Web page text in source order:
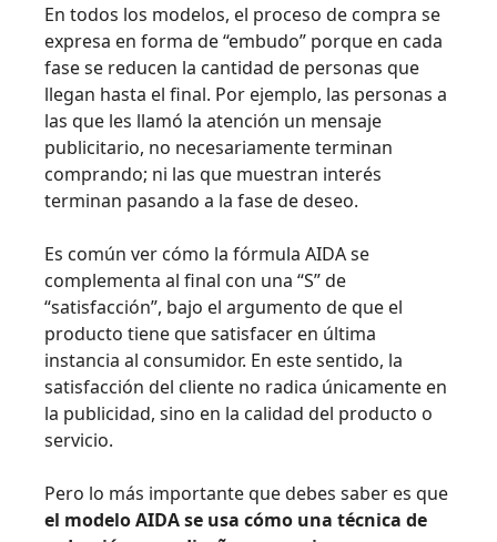
En todos los modelos, el proceso de compra se
expresa en forma de “embudo” porque en cada
fase se reducen la cantidad de personas que
llegan hasta el final. Por ejemplo, las personas a
las que les llamó la atención un mensaje
publicitario, no necesariamente terminan
comprando; ni las que muestran interés
terminan pasando a la fase de deseo.
Es común ver cómo la fórmula AIDA se
complementa al final con una “S” de
“satisfacción”, bajo el argumento de que el
producto tiene que satisfacer en última
instancia al consumidor. En este sentido, la
satisfacción del cliente no radica únicamente en
la publicidad, sino en la calidad del producto o
servicio.
Pero lo más importante que debes saber es que
el modelo AIDA se usa cómo una técnica de